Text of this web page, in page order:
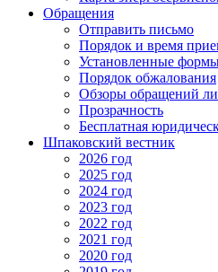
Обращения
Отправить письмо
Порядок и время
Установленные
Порядок обжалования
Обзоры обращений
Прозрачность
Бесплатная
Шпаковский вестник
2026 год
2025 год
2024 год
2023 год
2022 год
2021 год
2020 год